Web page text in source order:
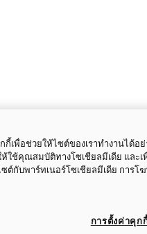
กกี้เพื่อช่วยให้ไซต์ของเราทำงานได้
ห้ใช้คุณสมบัติทางโซเชียลมีเดีย และเ
ต์กับพาร์ทเนอร์โซเชียลมีเดีย การโ
การตั้งค่าคุก